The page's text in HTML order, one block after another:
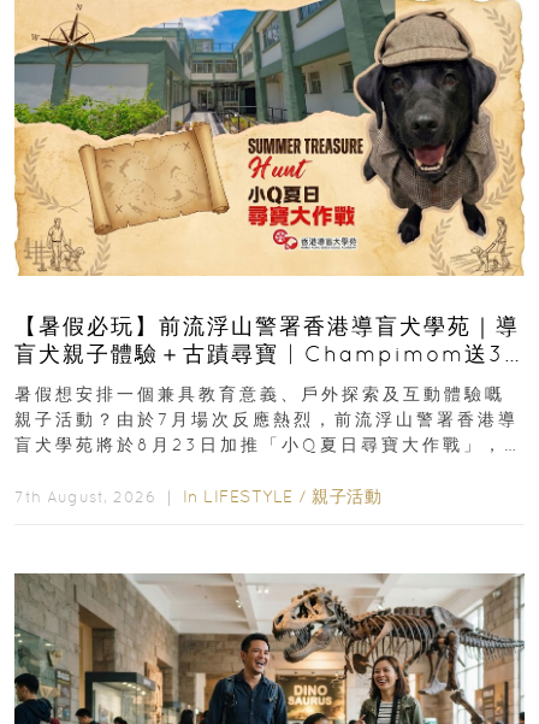
【暑假必玩】前流浮山警署香港導盲犬學苑｜導
盲犬親子體驗＋古蹟尋寶 | Champimom送3
組免費名額
暑假想安排一個兼具教育意義、戶外探索及互動體驗嘅
親子活動？由於7月場次反應熱烈，前流浮山警署香港導
盲犬學苑將於8月23日加推「小Q夏日尋寶大作戰」，家
7th August, 2026 ｜ In LIFESTYLE / 親子活動